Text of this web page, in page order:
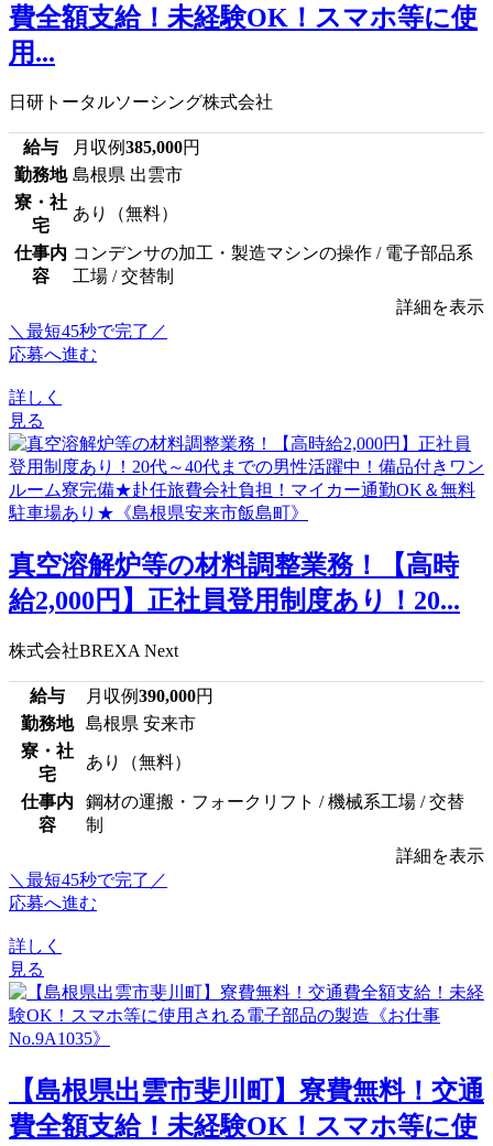
費全額支給！未経験OK！スマホ等に使
用...
日研トータルソーシング株式会社
給与 月収例385,000円
勤務地 島根県 出雲市
寮・社
宅
あり（無料）
仕事内
容
コンデンサの加工・製造マシンの操作 / 電子部品系
工場 / 交替制
詳細を表示
＼最短45秒で完了／
応募へ進む
詳しく
見る
真空溶解炉等の材料調整業務！【高時
給2,000円】正社員登用制度あり！20...
株式会社BREXA Next
給与 月収例390,000円
勤務地
島根県 安来市
寮・社
宅
あり（無料）
仕事内
容
鋼材の運搬・フォークリフト / 機械系工場 / 交替
制
詳細を表示
＼最短45秒で完了／
応募へ進む
詳しく
見る
【島根県出雲市斐川町】寮費無料！交通
費全額支給！未経験OK！スマホ等に使